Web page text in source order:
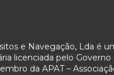
e Navegação, Lda é
licenciada pelo Governo
da APAT –